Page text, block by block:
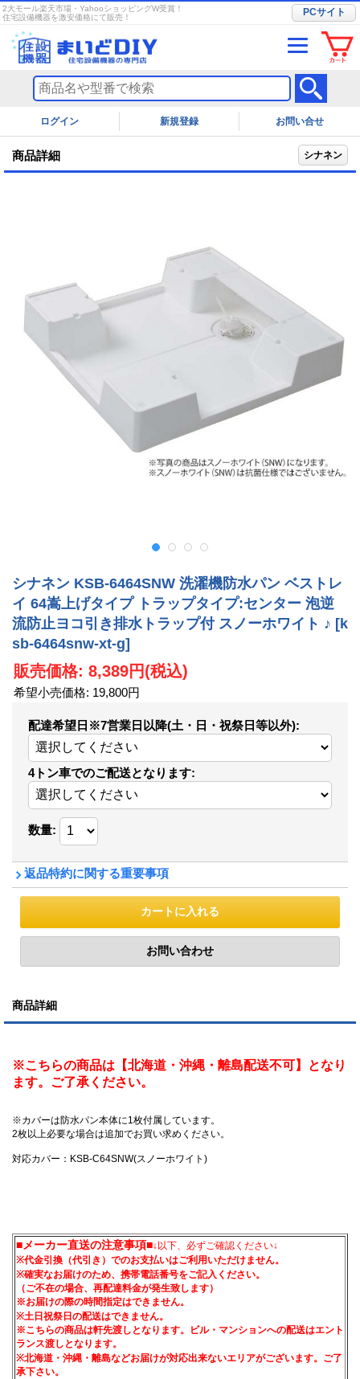
2大モール楽天市場・YahooショッピングW受賞！
住宅設備機器を激安価格にて販売！
PCサイト
ログイン お問い合せ
商品詳細 シナネン
シナネン KSB-6464SNW 洗濯機防水パン ベストレ
イ 64嵩上げタイプ トラップタイプ:センター 泡逆
流防止ヨコ引き排水トラップ付 スノーホワイト ♪ [k
sb-6464snw-xt-g]
販売価格: 8,389円(税込)
希望小売価格: 19,800円
配達希望日※7営業日以降(土・日・祝祭日等以外):
4トン車でのご配送となります:
数量:
返品特約に関する重要事項
商品詳細
※こちらの商品は【北海道・沖縄・離島配送不可】となり
ます。ご了承ください。
※カバーは防水パン本体に1枚付属しています。
2枚以上必要な場合は追加でお買い求めください。
対応カバー：KSB-C64SNW(スノーホワイト)
■メーカー直送の注意事項■↓以下、必ずご確認ください↓
※代金引換（代引き）でのお支払いはご利用いただけません。
※確実なお届けのため、携帯電話番号をご記入ください。
（ご不在の場合、再配達料金が発生致します）
※お届けの際の時間指定はできません。
※土日祝祭日の配送はできません。
※こちらの商品は軒先渡しとなります。ビル・マンションへの配送はエント
ランス渡しとなります。
※北海道・沖縄・離島などお届けが対応出来ないエリアがございます。ご了
承下さい。